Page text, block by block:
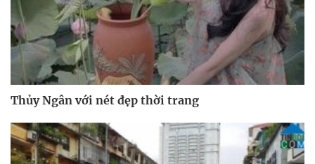
Thủy Ngân với nét đẹp thời trang